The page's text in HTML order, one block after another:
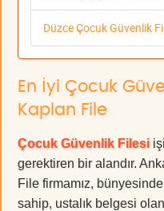
Düzce Çocuk Güvenlik
En İyi Çocuk
Kaplan File
Çocuk Güvenlik Filesi
gerektiren bir alandır.
File firmamız,
sahip, ustalık belgesi